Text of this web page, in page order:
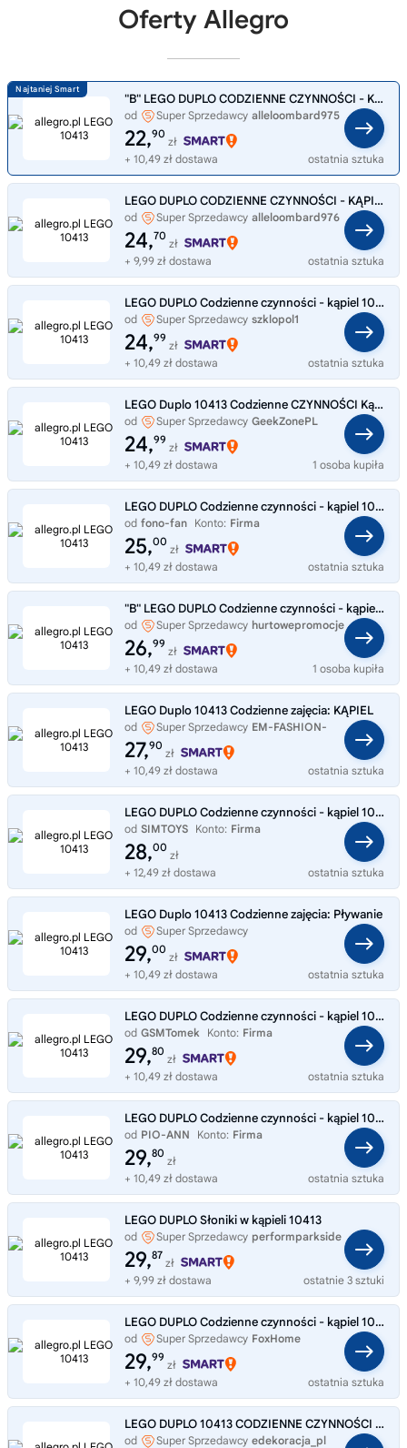
Oferty Allegro
"B" LEGO DUPLO CODZIENNE CZYNNOŚCI - KĄPIEL 10413
od Super Sprzedawcy alleloombard975
22,90
zł
+ 10,49 zł dostawa
ostatnia sztuka
LEGO DUPLO CODZIENNE CZYNNOŚCI - KĄPIEL 10413 [ USZK. OPAKOWANIE ]
od Super Sprzedawcy alleloombard976
24,70
zł
+ 9,99 zł dostawa
ostatnia sztuka
LEGO DUPLO Codzienne czynności - kąpiel 10413
od Super Sprzedawcy szklopol1
24,99
zł
+ 10,49 zł dostawa
ostatnia sztuka
LEGO Duplo 10413 Codzienne CZYNNOŚCI Kąpiel
od Super Sprzedawcy GeekZonePL
24,99
zł
+ 10,49 zł dostawa
1 osoba kupiła
LEGO DUPLO Codzienne czynności - kąpiel 10413
od fono-fan Konto: Firma
25,00
zł
+ 10,49 zł dostawa
ostatnia sztuka
"B" LEGO DUPLO Codzienne czynności - kąpiel 10413
od Super Sprzedawcy hurtowepromocje
26,99
zł
+ 10,49 zł dostawa
1 osoba kupiła
LEGO Duplo 10413 Codzienne zajęcia: KĄPIEL
od Super Sprzedawcy EM-FASHION-
SHOP
27,90
zł
+ 10,49 zł dostawa
ostatnia sztuka
LEGO DUPLO Codzienne czynności - kąpiel 10413
od SIMTOYS Konto: Firma
28,00
zł
+ 12,49 zł dostawa
ostatnia sztuka
LEGO Duplo 10413 Codzienne zajęcia: Pływanie
od
Super Sprzedawcy
Zabawkowyswiat9
29,00
zł
+ 10,49 zł dostawa
ostatnia sztuka
LEGO DUPLO Codzienne czynności - kąpiel 10413
od GSMTomek Konto: Firma
29,80
zł
+ 10,49 zł dostawa
ostatnia sztuka
LEGO DUPLO Codzienne czynności - kąpiel 10413
od PIO-ANN Konto: Firma
29,80
zł
+ 10,49 zł dostawa
ostatnia sztuka
LEGO DUPLO Słoniki w kąpieli 10413
od Super Sprzedawcy performparkside
29,87
zł
+ 9,99 zł dostawa
ostatnie 3 sztuki
LEGO DUPLO Codzienne czynności - kąpiel 10413
od Super Sprzedawcy FoxHome
29,99
zł
+ 10,49 zł dostawa
ostatnia sztuka
LEGO DUPLO 10413 CODZIENNE CZYNNOŚCI - KĄPIEL PŁYWANIE SŁONIKI DO KĄPIELI
od Super Sprzedawcy edekoracja_pl